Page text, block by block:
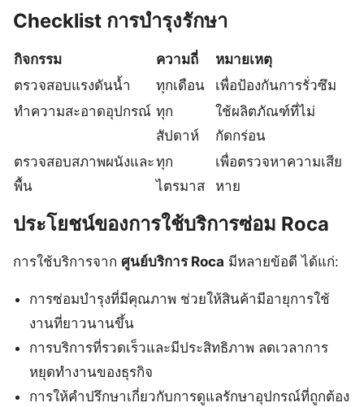
Checklist การบำรุงรักษา
กิจกรรม ความถี่
หมายเหตุ
ตรวจสอบแรงดันน้ำ
ทุกเดือน
เพื่อป้องกันการรั่วซึม
ทำความสะอาดอุปกรณ์ ทุก
สัปดาห์
ใช้ผลิตภัณฑ์ที่ไม่
กัดกร่อน
ตรวจสอบสภาพผนังและ
พื้น
ทุก
ไตรมาส
เพื่อตรวจหาความเสีย
หาย
ประโยชน์ของการใช้บริการซ่อม Roca
การใช้บริการจาก ศูนย์บริการ Roca มีหลายข้อดี ได้แก่:
การซ่อมบำรุงที่มีคุณภาพ ช่วยให้สินค้ามีอายุการใช้
งานที่ยาวนานขึ้น
การบริการที่รวดเร็วและมีประสิทธิภาพ ลดเวลาการ
หยุดทำงานของธุรกิจ
การให้คำปรึกษาเกี่ยวกับการดูแลรักษาอุปกรณ์ที่ถูกต้อง